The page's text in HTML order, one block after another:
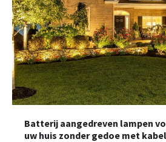
Batterij aangedreven lampen
uw huis zonder gedoe met